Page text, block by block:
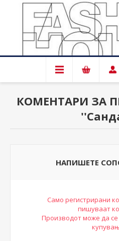
КОМЕНТАРИ ЗА
НАПИШЕТЕ
Само регистрирани
пишуваат
Производот може да